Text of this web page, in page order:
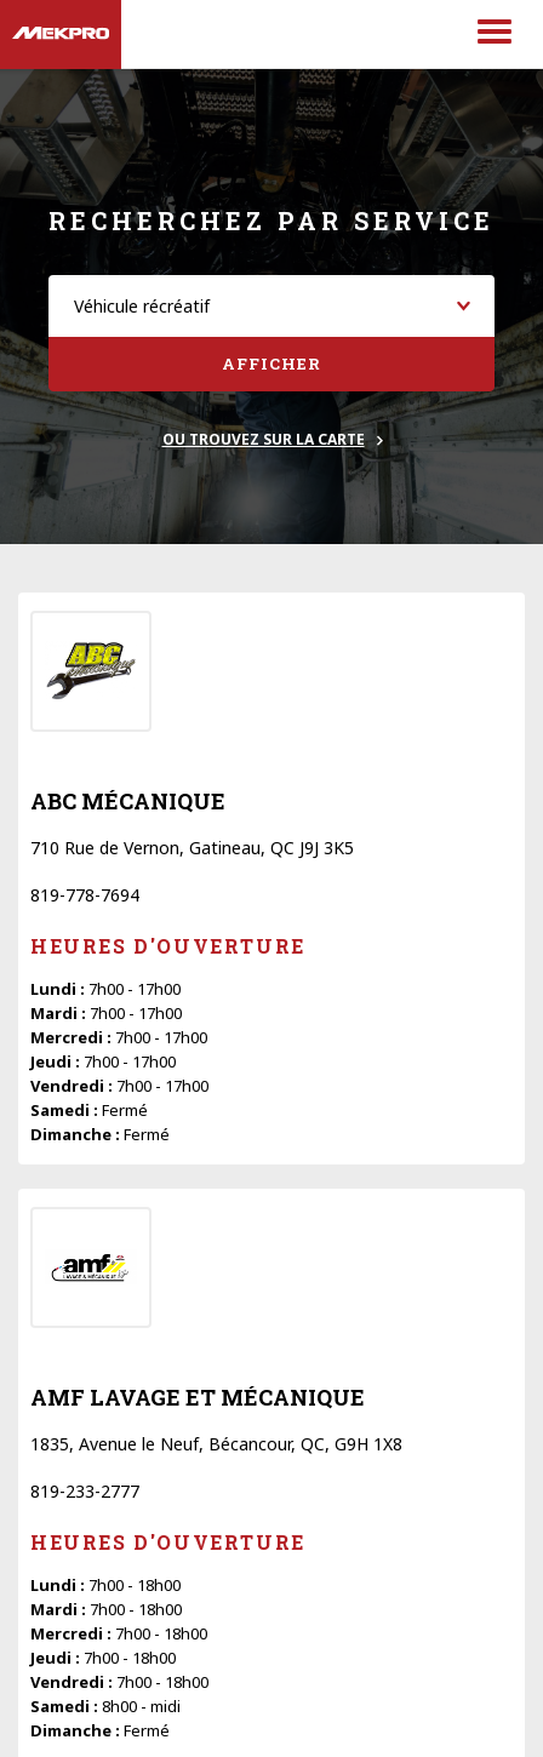
RECHERCHEZ PAR SERVICE
AFFICHER
OU TROUVEZ SUR LA CARTE
ABC MÉCANIQUE
710 Rue de Vernon, Gatineau, QC J9J 3K5
819-778-7694
HEURES D'OUVERTURE
Lundi : 7h00 - 17h00
Mardi : 7h00 - 17h00
Mercredi : 7h00 - 17h00
Jeudi : 7h00 - 17h00
Vendredi : 7h00 - 17h00
Samedi : Fermé
Dimanche : Fermé
AMF LAVAGE ET MÉCANIQUE
1835, Avenue le Neuf, Bécancour, QC, G9H 1X8
819-233-2777
HEURES D'OUVERTURE
Lundi : 7h00 - 18h00
Mardi : 7h00 - 18h00
Mercredi : 7h00 - 18h00
Jeudi : 7h00 - 18h00
Vendredi : 7h00 - 18h00
Samedi : 8h00 - midi
Dimanche : Fermé